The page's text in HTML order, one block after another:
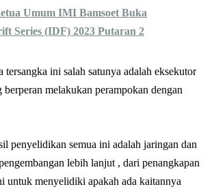
Umum IMI Bamsoet Buka
Series (IDF) 2023 Putaran 2
tersangka ini salah satunya adalah eksekutor
melakukan perampokan dengan
penyelidikan semua ini adalah jaringan dan
lebih lanjut , dari penangkapan
untuk menyelidiki apakah ada kaitannya